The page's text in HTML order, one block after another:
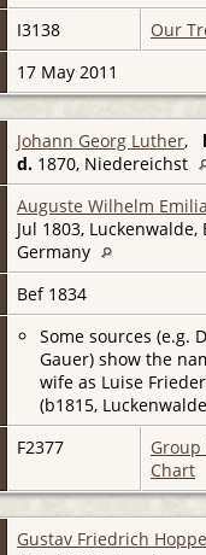
I3138 Our
17 May 2011
Johann Georg Luther,
d. 1870, Niedereichst
Auguste Wilhelm
Jul 1803,
Germany
Bef 1834
Some sources (e.g.
Gauer) show the
wife as Luise
(b1815,
F2377 Group
Chart
Gustav Friedrich Hoppe